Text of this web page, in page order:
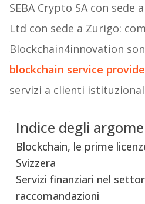
SEBA Crypto SA con sede
Ltd con sede a Zurigo:
Blockchain4innovation
blockchain service
servizi a clienti
Indice degli
Blockchain, le prime
Svizzera
Servizi finanziari nel
raccomandazioni